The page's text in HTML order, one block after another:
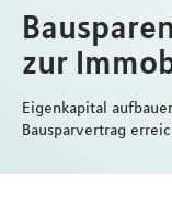
zur
Eigenkapital
Bausparvertrag